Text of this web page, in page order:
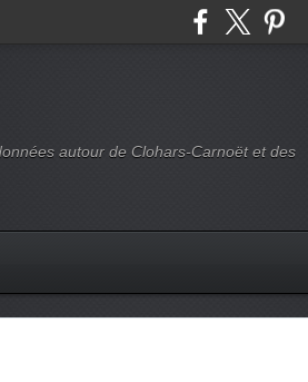
autour de Clohars-Carnoët et des